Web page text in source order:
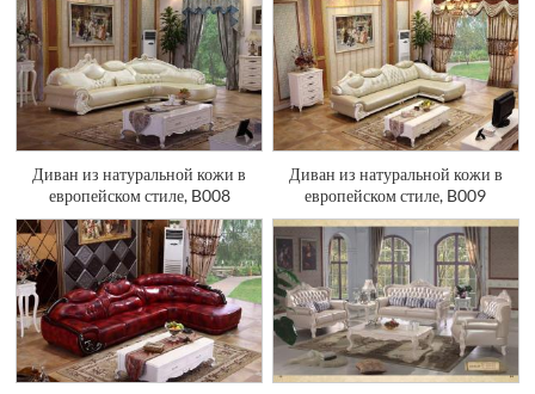
Диван из натуральной кожи в
европейском стиле, B008
Диван из натуральной кожи в
европейском стиле, B009